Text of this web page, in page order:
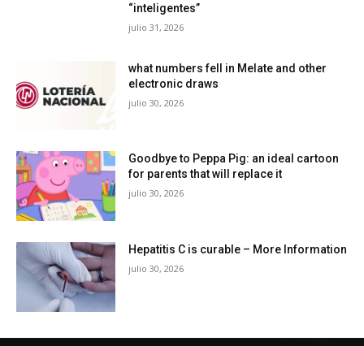
“inteligentes”
julio 31, 2026
what numbers fell in Melate and other
electronic draws
julio 30, 2026
Goodbye to Peppa Pig: an ideal cartoon
for parents that will replace it
julio 30, 2026
Hepatitis C is curable – More Information
julio 30, 2026